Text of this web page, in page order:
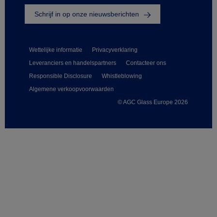
© AGC Glass Europe 2026
Wettelijke informatie
Privacyverklaring
Leveranciers en handelspartners
Contacteer ons
Responsible Disclosure
Whistleblowing
Algemene verkoopvoorwaarden
Schrijf in op onze nieuwsberichten